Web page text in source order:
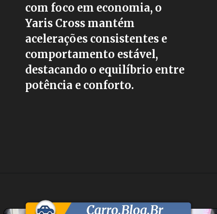
com foco em economia, o
Yaris Cross mantém
acelerações consistentes e
comportamento estável,
destacando o equilíbrio entre
potência e conforto.